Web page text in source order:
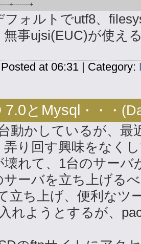
+--------+
フォルトでutf8、
無事ujsi(EUC)が使
Posted at 06:31 | Category:
7.0とMysql ・・・(
動かしているが、最
弄り回す興味をなく
壊れて、1台のサーバ
サーバを立ち上げる
立ち上げ、便利なツ
れようとするが、